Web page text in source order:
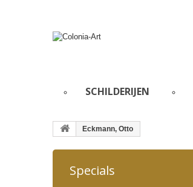
SCHILDERIJEN
Eckmann, Otto
Specials